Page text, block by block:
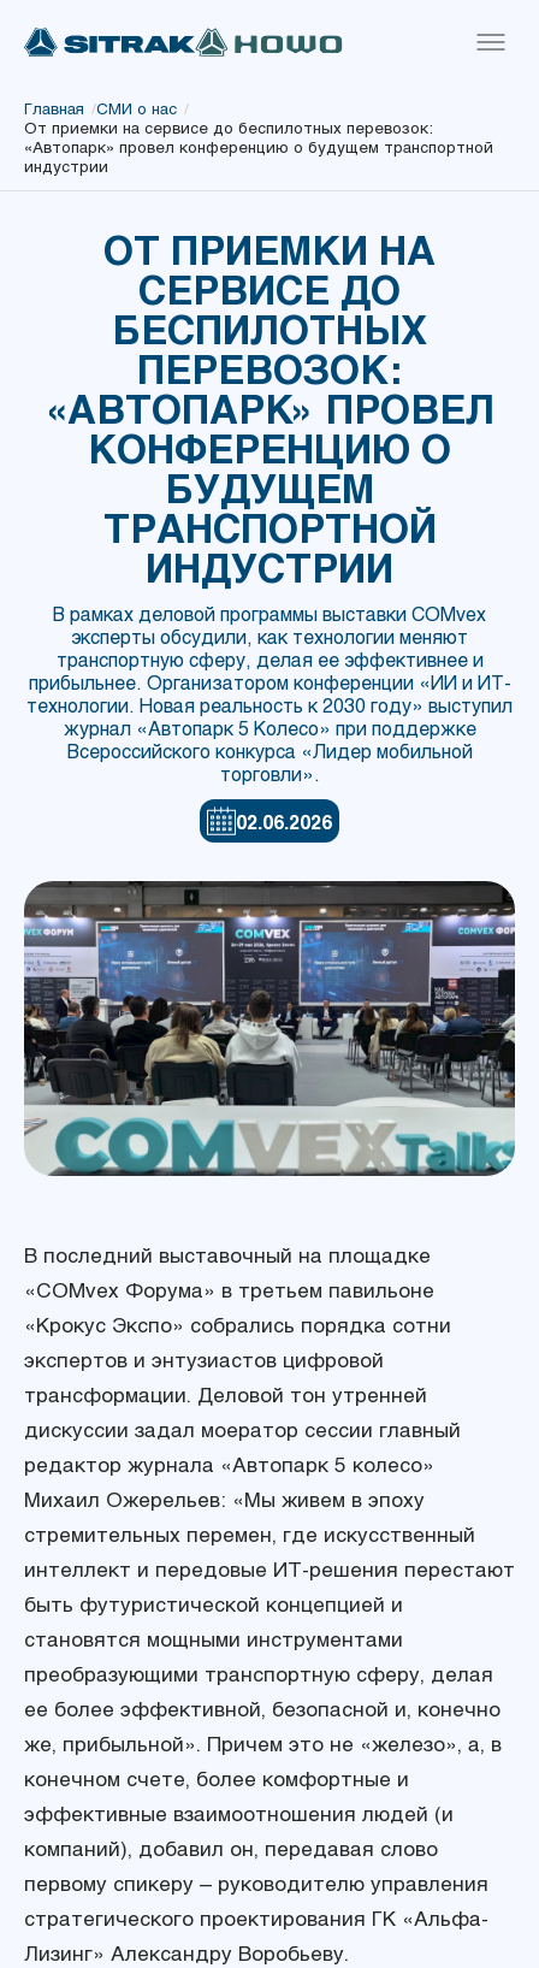
Главная /СМИ о нас /
От приемки на сервисе до беспилотных перевозок:
«Автопарк» провел конференцию о будущем транспортной
индустрии
ОТ ПРИЕМКИ НА
СЕРВИСЕ ДО
БЕСПИЛОТНЫХ
ПЕРЕВОЗОК:
«АВТОПАРК» ПРОВЕЛ
КОНФЕРЕНЦИЮ О
БУДУЩЕМ
ТРАНСПОРТНОЙ
ИНДУСТРИИ
В рамках деловой программы выставки COMvex
эксперты обсудили, как технологии меняют
транспортную сферу, делая ее эффективнее и
прибыльнее. Организатором конференции «ИИ и ИТ-
технологии. Новая реальность к 2030 году» выступил
журнал «Автопарк 5 Колесо» при поддержке
Всероссийского конкурса «Лидер мобильной
торговли».
02.06.2026
В последний выставочный на площадке
«COMvex Форума» в третьем павильоне
«Крокус Экспо» собрались порядка сотни
экспертов и энтузиастов цифровой
трансформации. Деловой тон утренней
дискуссии задал моератор сессии главный
редактор журнала «Автопарк 5 колесо»
Михаил Ожерельев: «Мы живем в эпоху
стремительных перемен, где искусственный
интеллект и передовые ИТ-решения перестают
быть футуристической концепцией и
становятся мощными инструментами
преобразующими транспортную сферу, делая
ее более эффективной, безопасной и, конечно
же, прибыльной». Причем это не «железо», а, в
конечном счете, более комфортные и
эффективные взаимоотношения людей (и
компаний), добавил он, передавая слово
первому спикеру – руководителю управления
стратегического проектирования ГК «Альфа-
Лизинг» Александру Воробьеву.